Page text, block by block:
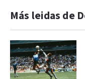
Más leidas de